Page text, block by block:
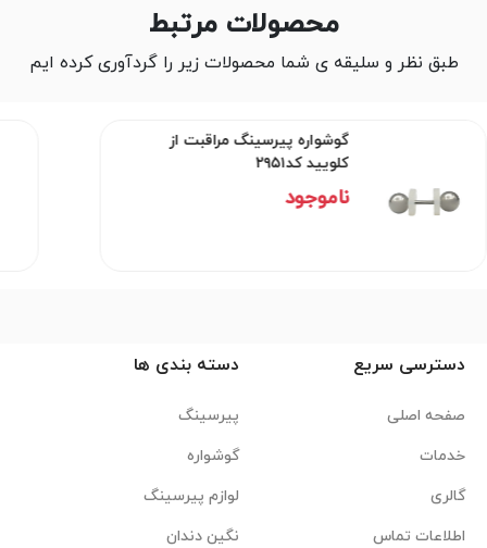
محصولات مرتبط
طبق نظر و سلیقه ی شما محصولات زیر را گردآوری کرده ایم
گوشواره پیرسینگ مراقبت از
کلویید کد۲۹۵۱
ناموجود
دسترسی سریع
صفحه اصلی
خدمات
گالری
اطلاعات تماس
دسته بندی ها
پیرسینگ
گوشواره
لوازم پیرسینگ
نگین دندان